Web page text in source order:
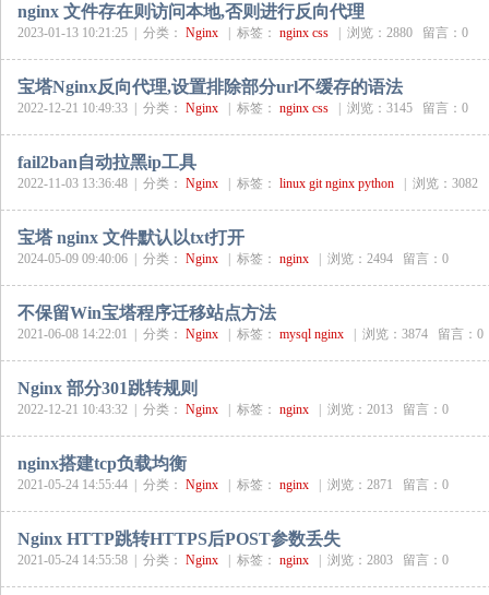
nginx 文件存在则访问本地,否则进行反向代理
2023-01-13 10:21:25 | 分类： Nginx 标签： nginx css 浏览：2880 留言：0
宝塔Nginx反向代理,设置排除部分url不缓存的语法
2022-12-21 10:49:33 | 分类： Nginx 标签： nginx css 浏览：3145 留言：0
fail2ban自动拉黑ip工具
2022-11-03 13:36:48 | 分类： Nginx 标签： linux git nginx python 浏览：3082
宝塔 nginx 文件默认以txt打开
2024-05-09 09:40:06 | 分类： Nginx 标签： nginx 浏览：2494 留言：0
不保留Win宝塔程序迁移站点方法
2021-06-08 14:22:01 | 分类： Nginx 标签： mysql nginx 浏览：3874 留言：0
Nginx 部分301跳转规则
2022-12-21 10:43:32 | 分类： Nginx 标签： nginx 浏览：2013 留言：0
nginx搭建tcp负载均衡
2021-05-24 14:55:44 | 分类： Nginx 标签： nginx 浏览：2871 留言：0
Nginx HTTP跳转HTTPS后POST参数丢失
2021-05-24 14:55:58 | 分类： Nginx 标签： nginx 浏览：2803 留言：0